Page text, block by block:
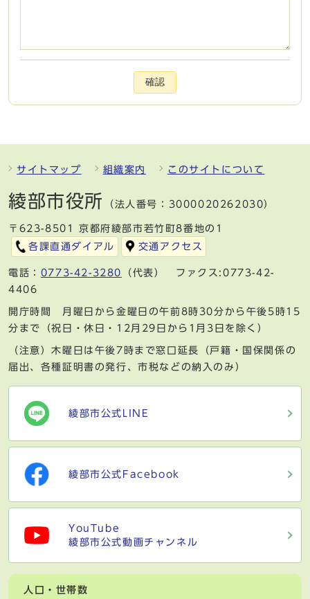
確認
サイトマップ 組織案内 このサイトについて
綾部市役所 （法人番号：3000020262030）
〒623-8501 京都府綾部市若竹町8番地の1
各課直通ダイアル
交通アクセス
電話： 0773-42-3280
（代表） ファクス:0773-42-
4406
開庁時間 月曜日から金曜日の午前8時30分から午後5時15
分まで（祝日・休日・12月29日から1月3日を除く）
（注意）木曜日は午後7時まで窓口延長（戸籍・国保関係の
届出、各種証明書の発行、市税などの納入のみ）
綾部市公式LINE
綾部市公式Facebook
YouTube
綾部市公式動画チャンネル
人口・世帯数